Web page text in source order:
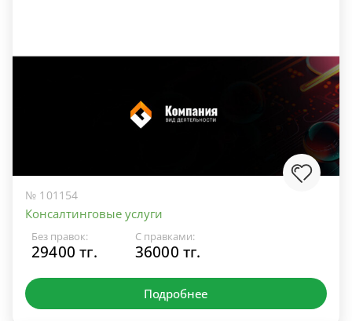
№ 101154
Консалтинговые услуги
Без правок:
29400 тг.
С правками:
36000 тг.
Подробнее